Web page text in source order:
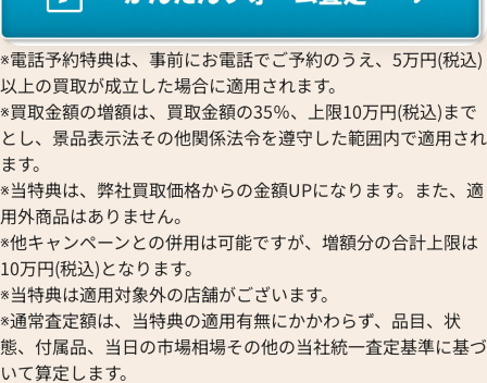
※電話予約特典は、事前にお電話でご予約のうえ、5万円(税込)
以上の買取が成立した場合に適用されます。
※買取金額の増額は、買取金額の35％、上限10万円(税込)まで
とし、景品表示法その他関係法令を遵守した範囲内で適用され
ます。
※当特典は、弊社買取価格からの金額UPになります。また、適
用外商品はありません。
※他キャンペーンとの併用は可能ですが、増額分の合計上限は
10万円(税込)となります。
※当特典は適用対象外の店舗がございます。
※通常査定額は、当特典の適用有無にかかわらず、品目、状
態、付属品、当日の市場相場その他の当社統一査定基準に基づ
いて算定します。